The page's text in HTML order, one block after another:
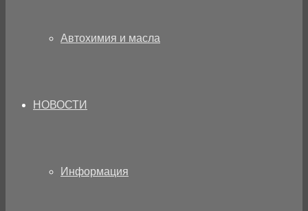
Автохимия и масла
НОВОСТИ
Информация